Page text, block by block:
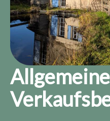
Allgemeine